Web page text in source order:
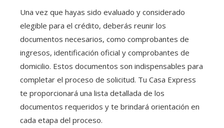
Una vez que hayas sido evaluado y considerado
elegible para el crédito, deberás reunir los
documentos necesarios, como comprobantes de
ingresos, identificación oficial y comprobantes de
domicilio. Estos documentos son indispensables para
completar el proceso de solicitud. Tu Casa Express
te proporcionará una lista detallada de los
documentos requeridos y te brindará orientación en
cada etapa del proceso.